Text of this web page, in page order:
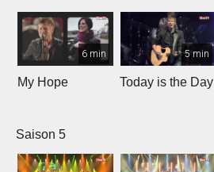
6 min
My Hope
5 min
Today is the Day
Saison 5